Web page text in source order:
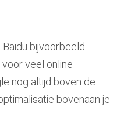
bijvoorbeeld
veel online
nog altijd boven de
bovenaan je